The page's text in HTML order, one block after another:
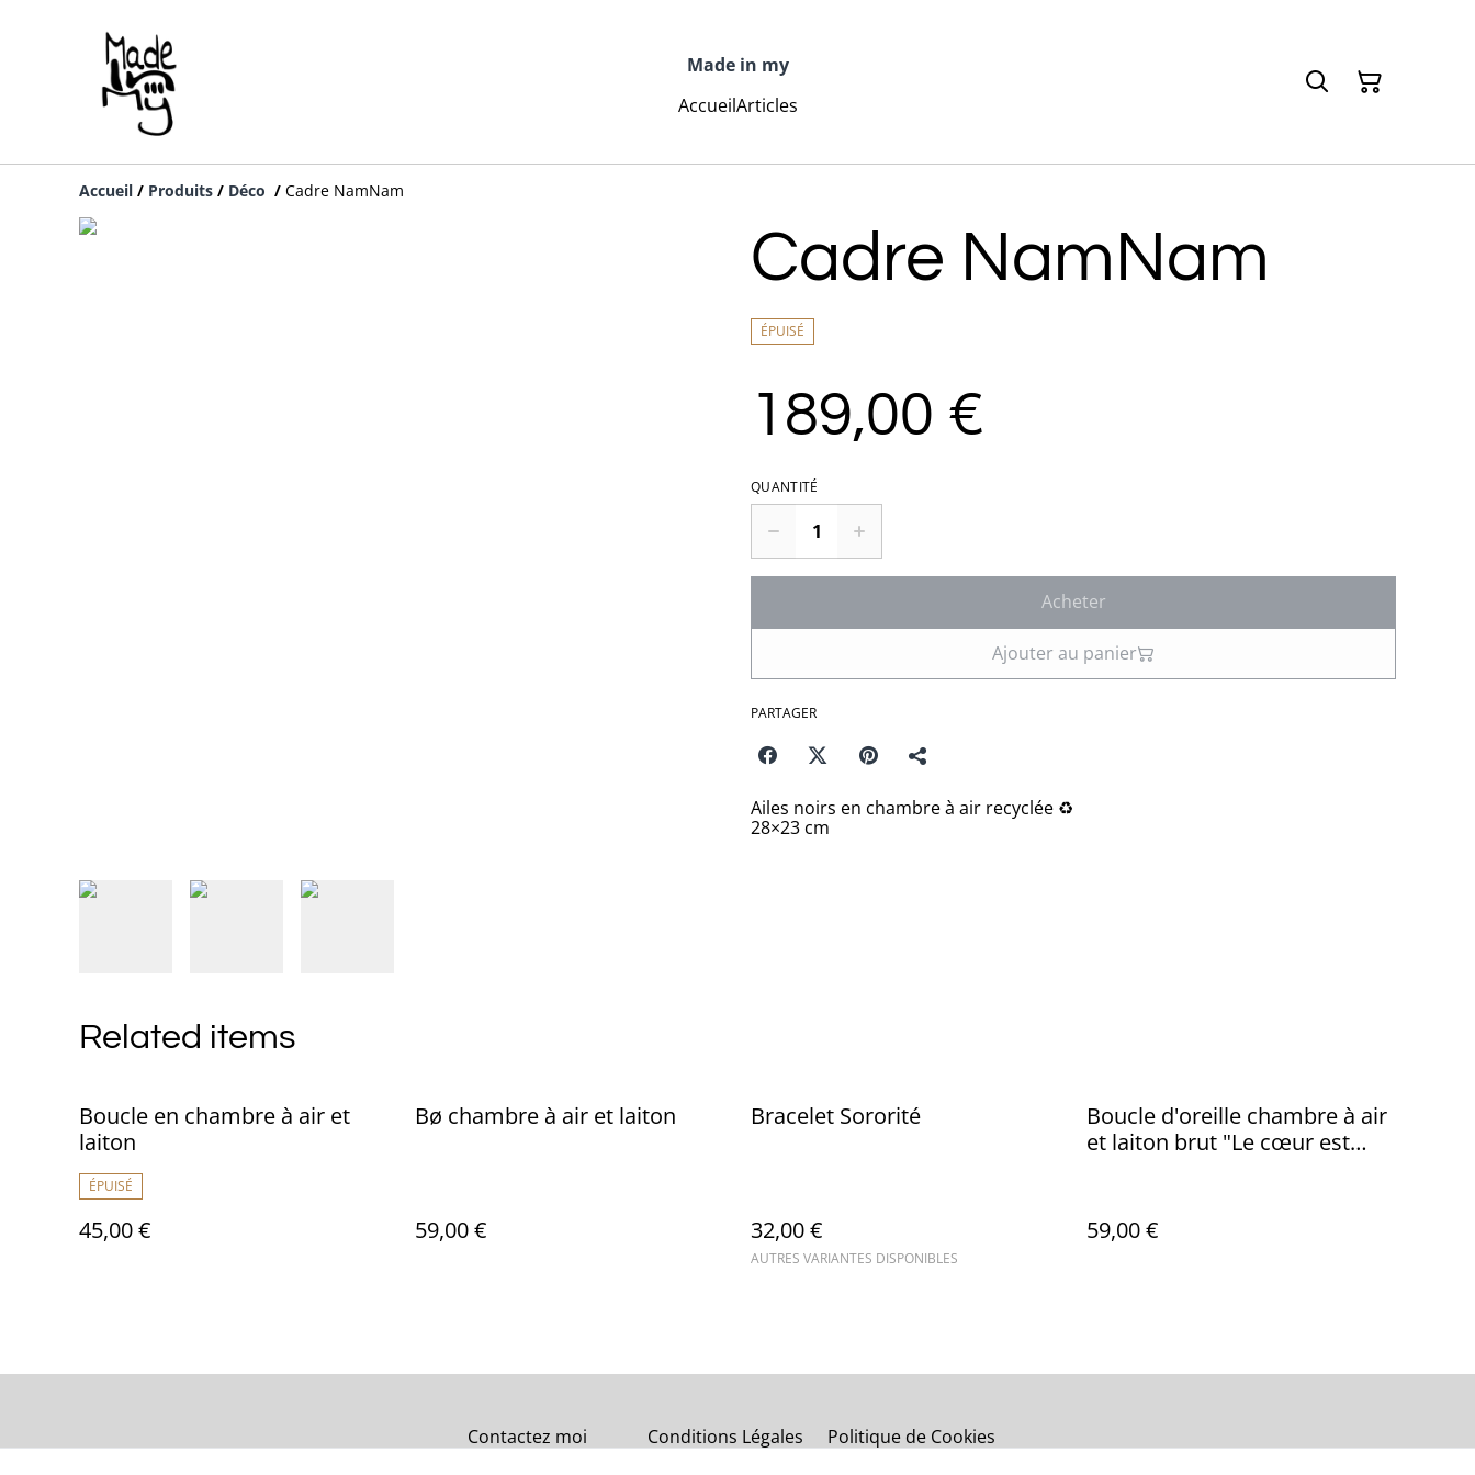
Made in my
AccueilArticles
Accueil / Produits / Déco / Cadre NamNam
Cadre NamNam
ÉPUISÉ
189,00 €
QUANTITÉ
Acheter
Ajouter au panier
PARTAGER
Ailes noirs en chambre à air recyclée ♻️
28×23 cm
Related items
Boucle en chambre à air et
laiton
ÉPUISÉ
45,00 €
Bø chambre à air et laiton
59,00 €
Bracelet Sororité
32,00 €
AUTRES VARIANTES DISPONIBLES
Boucle d'oreille chambre à air
et laiton brut "Le cœur est
59,00 €
Contactez moi Conditions Légales Politique de Cookies